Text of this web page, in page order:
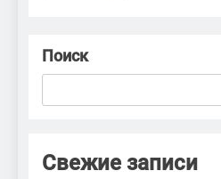
Поиск
Свежие записи